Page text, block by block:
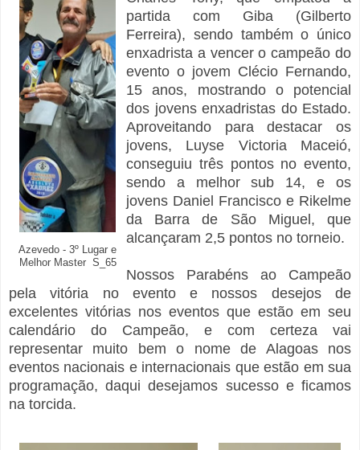
Azevedo - 3º Lugar e
Melhor Master S_65
partida com Giba (Gilberto
Ferreira), sendo também o único
enxadrista a vencer o campeão do
evento o jovem Clécio Fernando,
15 anos, mostrando o potencial
dos jovens enxadristas do Estado.
Aproveitando para destacar os
jovens, Luyse Victoria Maceió,
conseguiu três pontos no evento,
sendo a melhor sub 14, e os
jovens Daniel Francisco e Rikelme
da Barra de São Miguel, que
alcançaram 2,5 pontos no torneio.
Nossos Parabéns ao Campeão
pela vitória no evento e nossos desejos de
excelentes vitórias nos eventos que estão em seu
calendário do Campeão, e com certeza vai
representar muito bem o nome de Alagoas nos
eventos nacionais e internacionais que estão em sua
programação, daqui desejamos sucesso e ficamos
na torcida.